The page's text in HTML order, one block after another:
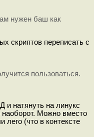
нужен баш как
скриптов переписать с
пользоваться.
натянуть на линукс
Можно вместо
лего (что в контексте